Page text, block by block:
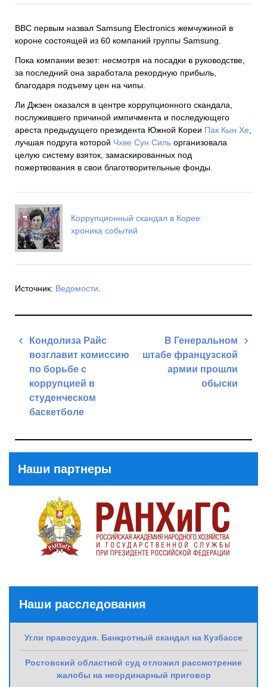
ВВС первым назвал Samsung Electronics жемчужиной в
короне состоящей из 60 компаний группы Samsung.
Пока компании везет: несмотря на посадки в руководстве,
за последний она заработала рекордную прибыль,
благодаря подъему цен на чипы.
Ли Джэен оказался в центре коррупционного скандала,
послужившего причиной импичмента и последующего
ареста предыдущего президента Южной Кореи Пак Кын Хе
лучшая подруга которой Чхве Сун Силь организовала
целую систему взяток, замаскированных под
пожертвования в свои благотворительные фонды.
Коррупционный скандал в Корее:
хроника событий
Источник: Ведомости
Навигация
записям
Кондолиза Райс
возглавит комиссию
по борьбе с
коррупцией в
студенческом
баскетболе
В Генеральном
штабе французской
армии прошли
обыски
Наши партнеры
Наши расследования
Угли правосудия. Банкротный скандал на Кузбассе
Ростовский областной суд отложил рассмотрение
жалобы на неординарный приговор